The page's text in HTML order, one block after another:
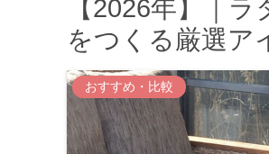
【2026年】｜
をつくる厳選ア
おすすめ・比較